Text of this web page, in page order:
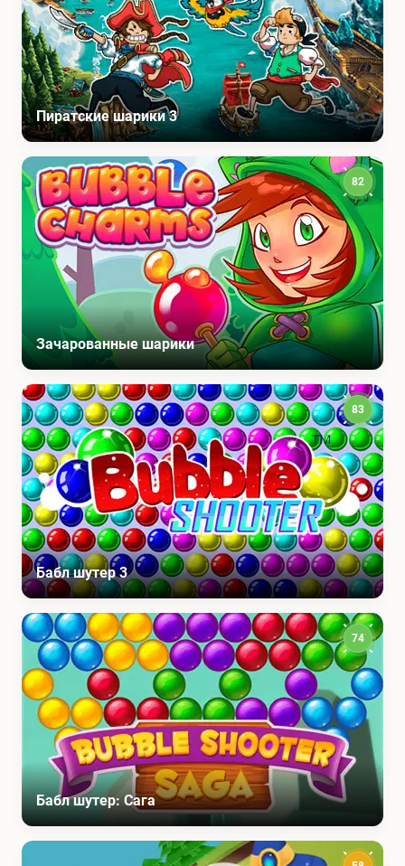
Пиратские шарики 3
Зачарованные шарики
82
Бабл шутер 3
83
Бабл шутер: Сага
74